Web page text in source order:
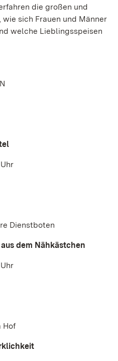
die großen und
sich Frauen und Männer
welche Lieblingsspeisen
Dienstboten
dem Nähkästchen
Hof